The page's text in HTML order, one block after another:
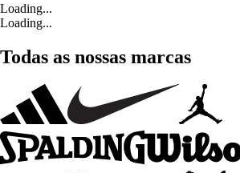
Loading...
Loading...
Todas as nossas marcas